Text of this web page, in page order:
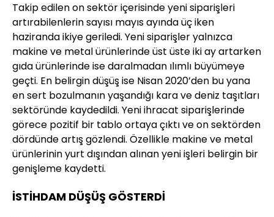
Takip edilen on sektör içerisinde yeni siparişleri
artırabilenlerin sayısı mayıs ayında üç iken
haziranda ikiye geriledi. Yeni siparişler yalnızca
makine ve metal ürünlerinde üst üste iki ay artarken
gıda ürünlerinde ise daralmadan ılımlı büyümeye
geçti. En belirgin düşüş ise Nisan 2020’den bu yana
en sert bozulmanın yaşandığı kara ve deniz taşıtları
sektöründe kaydedildi. Yeni ihracat siparişlerinde
görece pozitif bir tablo ortaya çıktı ve on sektörden
dördünde artış gözlendi. Özellikle makine ve metal
ürünlerinin yurt dışından alınan yeni işleri belirgin bir
genişleme kaydetti.
İSTİHDAM DÜŞÜŞ GÖSTERDİ